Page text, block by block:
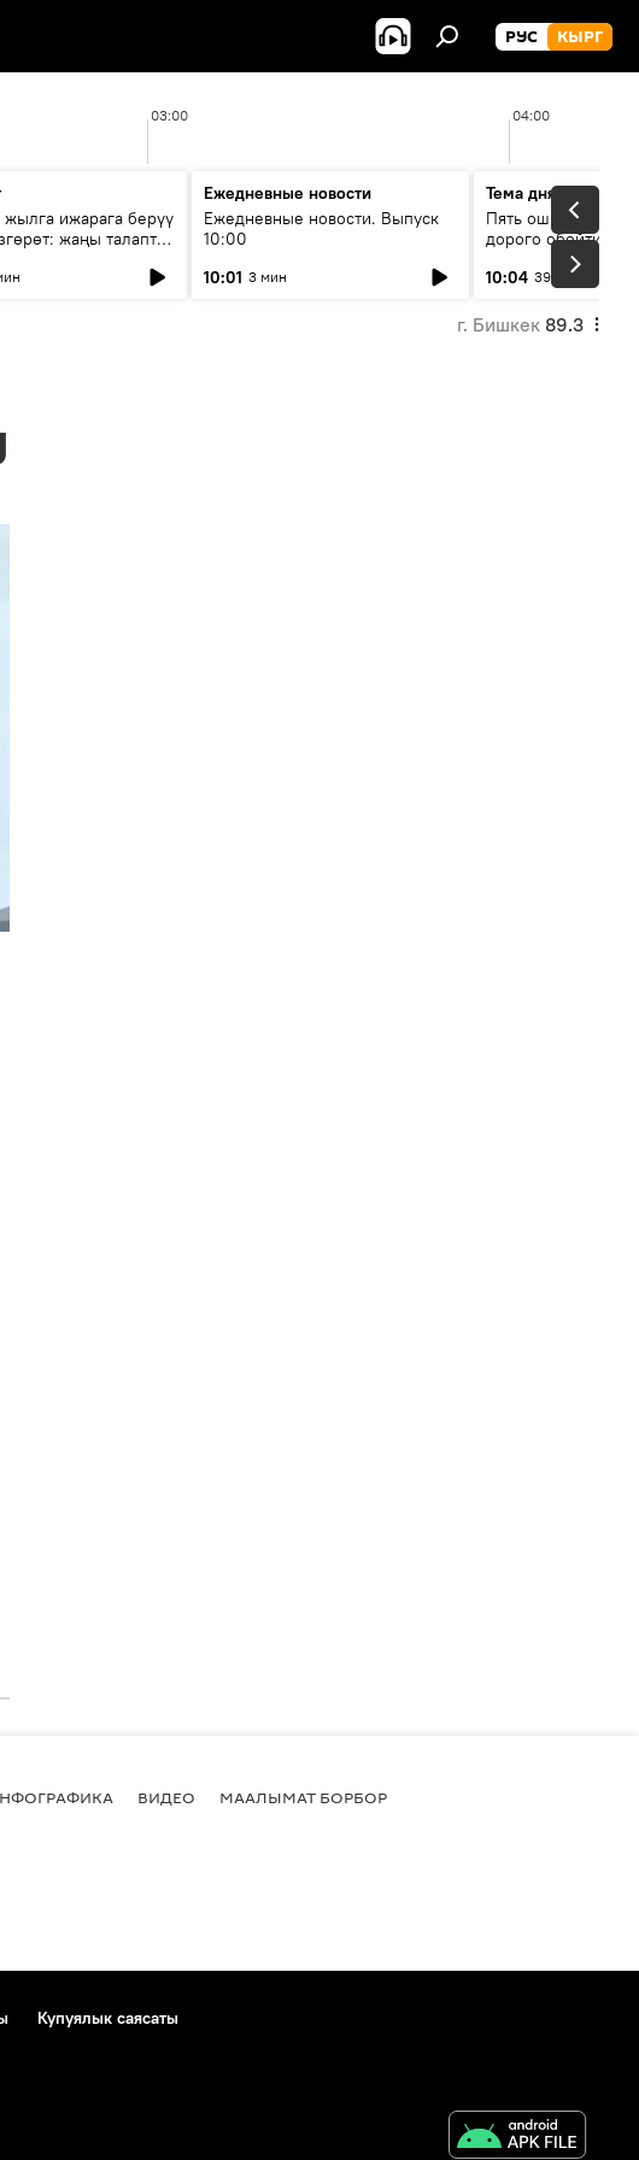
РУС КЫРГ
03:00 04:00
ижарага берүү
жаңы талаптар
Ежедневные новости
Ежедневные новости. Выпуск
10:00
10:01 3 мин
Тема дня
Пять ошибок
дорого обойтись
10:04 39 мин
г. Бишкек 89.3
ВИДЕО МААЛЫМАТ БОРБОР
Купуялык саясаты